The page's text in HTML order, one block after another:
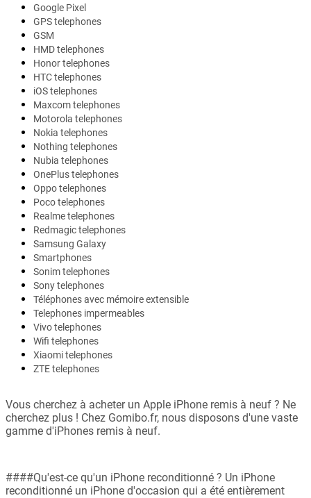
Google Pixel
GPS telephones
GSM
HMD telephones
Honor telephones
HTC telephones
iOS telephones
Maxcom telephones
Motorola telephones
Nokia telephones
Nothing telephones
Nubia telephones
OnePlus telephones
Oppo telephones
Poco telephones
Realme telephones
Redmagic telephones
Samsung Galaxy
Smartphones
Sonim telephones
Sony telephones
Téléphones avec mémoire extensible
Telephones impermeables
Vivo telephones
Wifi telephones
Xiaomi telephones
ZTE telephones
Vous cherchez à acheter un Apple iPhone remis à neuf ? Ne
cherchez plus ! Chez Gomibo.fr, nous disposons d'une vaste
gamme d'iPhones remis à neuf.
####Qu'est-ce qu'un iPhone reconditionné ? Un iPhone
reconditionné un iPhone d'occasion qui a été entièrement